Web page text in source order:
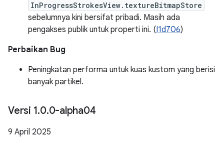
InProgressStrokesView.textureBitmapStore
sebelumnya kini bersifat pribadi. Masih ada
pengakses publik untuk properti ini. (I1d706)
Perbaikan Bug
Peningkatan performa untuk kuas kustom yang berisi
banyak partikel.
Versi 1.0.0-alpha04
9 April 2025